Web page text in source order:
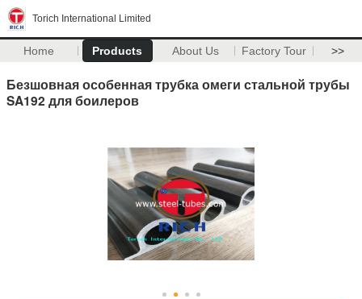
Torich International Limited
Home Products About Us Factory Tour >>
Безшовная особенная трубка омеги стальной трубы
SA192 для боилеров